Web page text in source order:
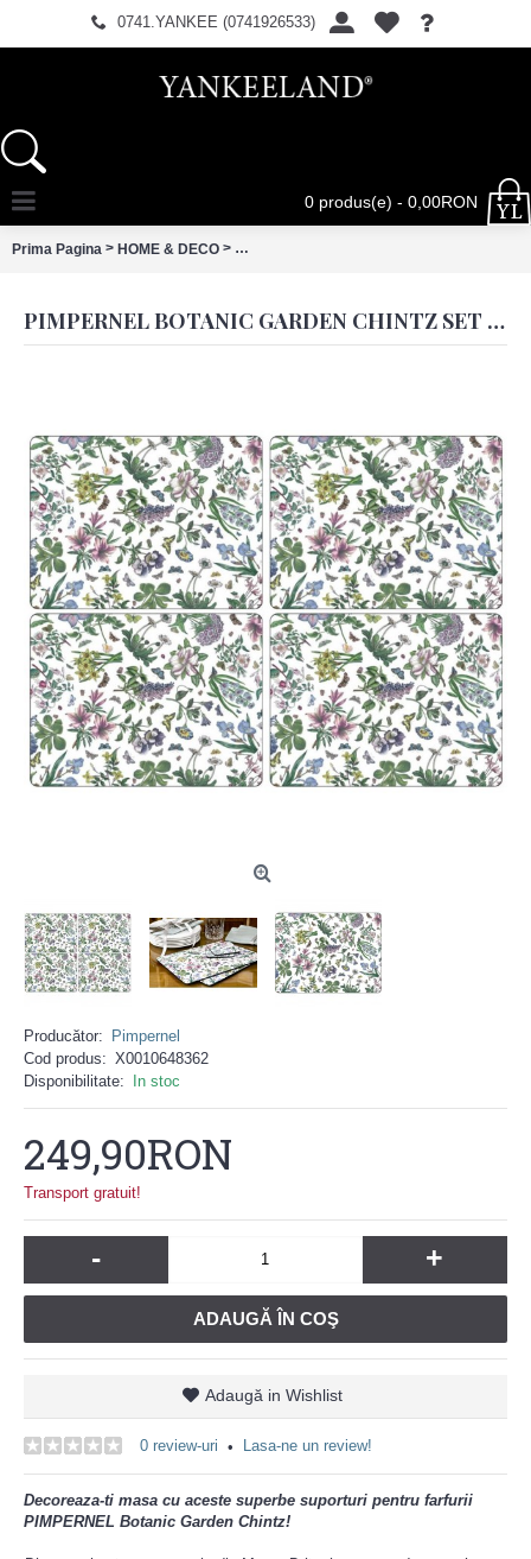
0741.YANKEE (0741926533)
0 produs(e) - 0,00RON
Prima Pagina > HOME & DECO > PIMPERNEL Botanic Garden Chintz Set 4
PIMPERNEL BOTANIC GARDEN CHINTZ SET 4 PLACEMATS LARGE 40.10 X 29.80CM
Producător:
Pimpernel
Cod produs: X0010648362
Disponibilitate:
In stoc
249,90RON
Transport gratuit!
- +
ADAUGĂ ÎN COŞ
Adaugă in Wishlist
0 review-uri • Lasa-ne un review!
Decoreaza-ti masa cu aceste superbe suporturi pentru farfurii
PIMPERNEL Botanic Garden Chintz!